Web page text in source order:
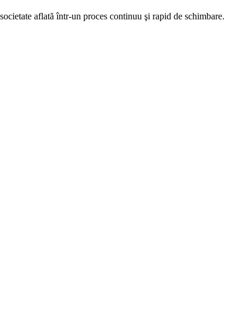
aflată într-un proces continuu şi rapid de schimbare.